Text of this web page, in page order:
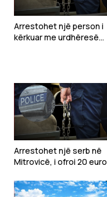
Arrestohet një person i
kërkuar me urdhëresë
Arrestohet një serb në
Mitrovicë, i ofroi 20 euro
gjobën